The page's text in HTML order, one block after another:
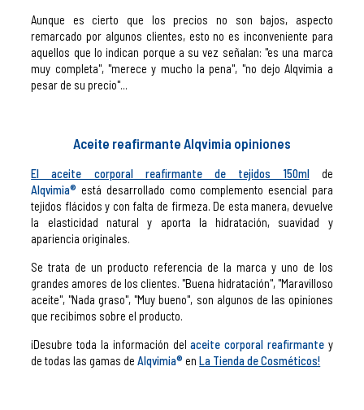
Aunque es cierto que los precios no son bajos, aspecto
remarcado por algunos clientes, esto no es inconveniente para
aquellos que lo indican porque a su vez señalan: "es una marca
muy completa", "merece y mucho la pena", "no dejo Alqvimia a
pesar de su precio"...
Aceite reafirmante Alqvimia opiniones
El aceite corporal reafirmante de tejidos 150mlde
Alqvimia® está desarrollado como complemento esencial para
tejidos flácidos y con falta de firmeza. De esta manera, devuelve
la elasticidad natural y aporta la hidratación, suavidad y
apariencia originales.
Se trata de un producto referencia de la marca y uno de los
grandes amores de los clientes. "Buena hidratación", "Maravilloso
aceite", "Nada graso", "Muy bueno", son algunos de las opiniones
que recibimos sobre el producto.
¡Desubre toda la información delaceite corporal reafirmantey
de todas las gamas deAlqvimia® enLa Tienda de Cosméticos!